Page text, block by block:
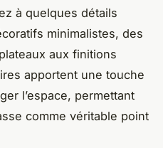
à quelques détails
minimalistes, des
aux finitions
apportent une touche
l’espace, permettant
comme véritable point